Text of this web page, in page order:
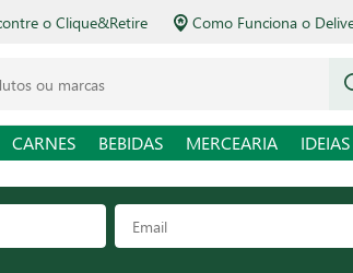
o Clique&Retire Como Funciona o
CARNES BEBIDAS MERCEARIA